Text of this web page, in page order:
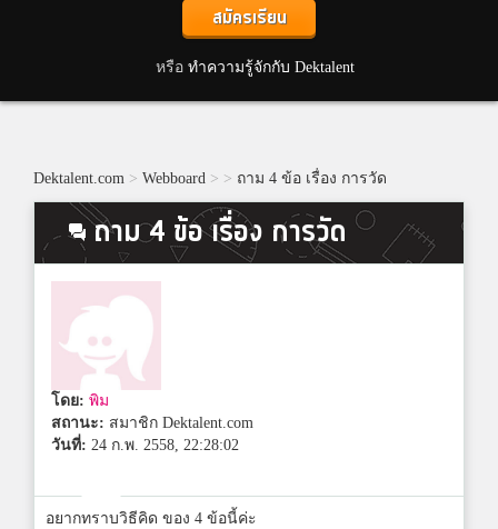
สมัครเรียน
หรือ ทำความรู้จักกับ Dektalent
Dektalent.com > Webboard > > ถาม 4 ข้อ เรื่อง การวัด
ถาม 4 ข้อ เรื่อง การวัด
โดย: พิม
สถานะ: สมาชิก Dektalent.com
วันที่: 24 ก.พ. 2558, 22:28:02
อยากทราบวิธีคิด ของ 4 ข้อนี้ค่ะ